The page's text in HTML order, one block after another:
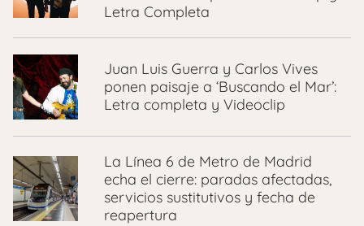
Letra Completa
Juan Luis Guerra y Carlos Vives
ponen paisaje a ‘Buscando el Mar’:
Letra completa y Videoclip
La Línea 6 de Metro de Madrid
echa el cierre: paradas afectadas,
servicios sustitutivos y fecha de
reapertura